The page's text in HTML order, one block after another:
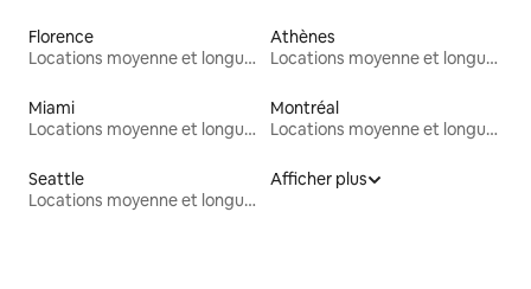
Florence
Locations moyenne et longue durée
Athènes
Locations moyenne et longue durée
Miami
Locations moyenne et longue durée
Montréal
Locations moyenne et longue durée
Seattle
Locations moyenne et longue durée
Afficher plus